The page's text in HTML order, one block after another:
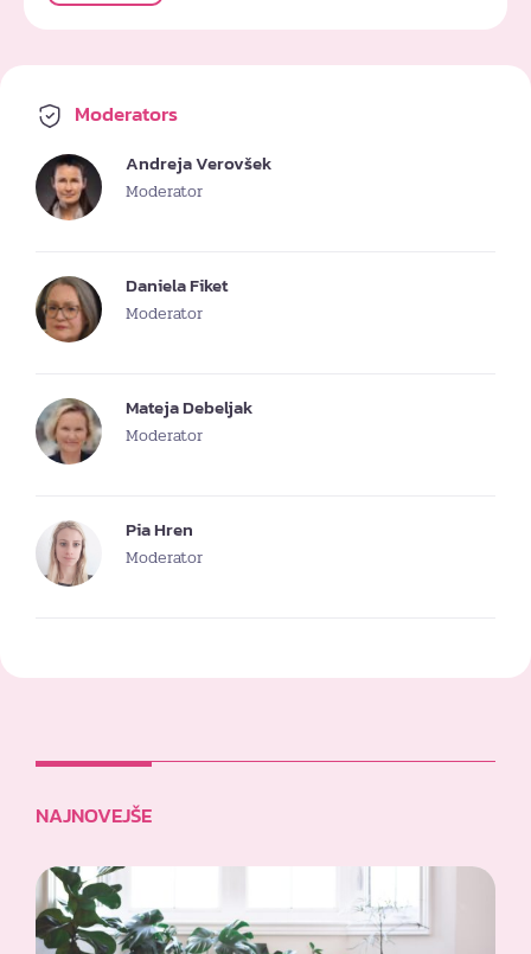
Moderators
Andreja Verovšek
Moderator
Daniela Fiket
Moderator
Mateja Debeljak
Moderator
Pia Hren
Moderator
NAJNOVEJŠE